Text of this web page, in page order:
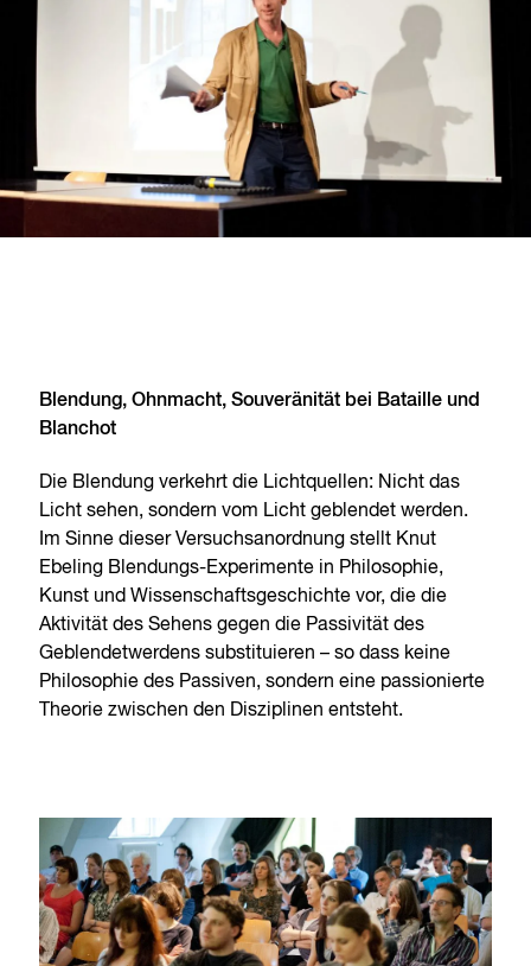
Blendung, Ohnmacht, Souveränität bei Bataille und
Blanchot
Die Blendung verkehrt die Lichtquellen: Nicht das
Licht sehen, sondern vom Licht geblendet werden.
Im Sinne dieser Versuchsanordnung stellt Knut
Ebeling Blendungs-Experimente in Philosophie,
Kunst und Wissenschaftsgeschichte vor, die die
Aktivität des Sehens gegen die Passivität des
Geblendetwerdens substituieren – so dass keine
Philosophie des Passiven, sondern eine passionierte
Theorie zwischen den Disziplinen entsteht.